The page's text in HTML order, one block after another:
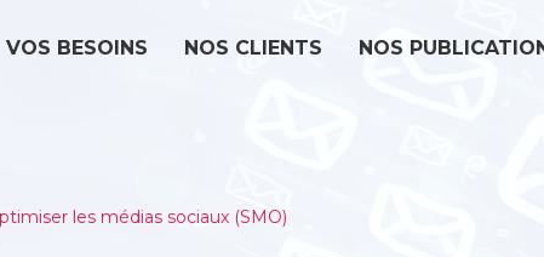
VOS BESOINS NOS CLIENTS NOS
les médias sociaux (SMO)